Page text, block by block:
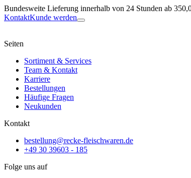
Bundesweite Lieferung innerhalb von 24 Stunden ab
KontaktKunde werden
Seiten
Sortiment & Services
Team & Kontakt
Karriere
Bestellungen
Häufige Fragen
Neukunden
Kontakt
bestellung@recke-fleischwaren.de
+49 30 39603 - 185
Folge uns auf